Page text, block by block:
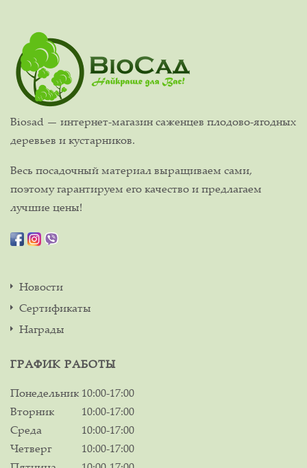
Biosad — интернет-магазин саженцев плодово-ягодных
деревьев и кустарников.
Весь посадочный материал выращиваем сами,
поэтому гарантируем его качество и предлагаем
лучшие цены!
Новости
Сертификаты
Награды
ГРАФИК РАБОТЫ
Понедельник 10:00-17:00
Вторник
10:00-17:00
Среда
10:00-17:00
Четверг
10:00-17:00